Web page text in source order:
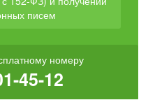
писем
номеру
45-12